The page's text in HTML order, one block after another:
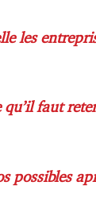
les
faut
possibles